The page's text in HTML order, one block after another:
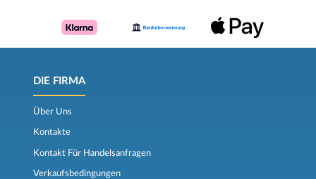
DIE FIRMA
Über Uns
Kontakte
Kontakt Für Handelsanfragen
Verkaufsbedingungen